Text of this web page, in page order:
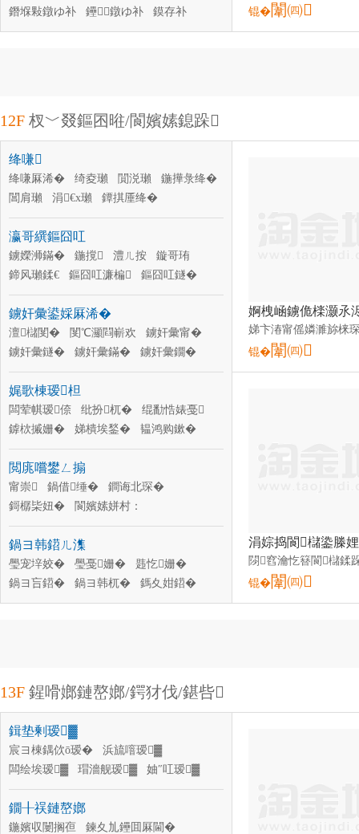
鐕堢敤鐓ゆ补
鑸┖鐓ゆ补
鏌存补
姹芥补
娓ｆ补
锟�闈㈣
12F 杈﹀叕鏂囨暀/閬嬪嫊鎴跺
绛嗛
绛嗛厤浠� 绮夌瓎 閴涚瓎
鍦撶彔绛�
閶肩瓎
涓€х瓎
鐔掑厜绛�
瑷樿櫉绛�
姣涚瓎 绨藉瓧绛�
瀛哥繏鏂囧叿
鐪嬫浉鏋� 鍦撹 澧ㄦ按
鏇哥珛
鍗风瓎鍒€
鏂囧叿濂楄
鏂囧叿鐩�
绛嗙瓛
淇娑�
淇甯�
姗＄毊鎿�
绛嗚
鐪奸彙鍙婇厤浠�
澶櫧閺� 閺℃灦閰嶄欢
鐪奸彙甯�
鐪奸彙鐩�
鐪奸彙鏋�
鐪奸彙鐗�
闅卞舰鐪奸彙
妗嗘灦鐪奸彙
娓歌棟瑷柦
闆荤帺瑷倷 纰扮杌�
绲勫悎婊戞
鎼栨摵姗�
娣樻埃鍫�
韫鸿购鏉�
娓歌棟杞夋
绉嬪崈
鏀€鐧绘灦
娓歌棟瑷柦
娓告▊瑷倷
閲庣嚐鐢ㄥ搧
甯崇 鍋借缍�
鐧诲北琛�
鎶樼枈妞�
閬嬪嫊姘村：
閲庣嚐鍒€鍏�
閲庣嚐鐫¤
鍚婂簥
閲庣嚐鐕�
鎸囧崡閲�
闃叉疆澧�
鍋ヨ韩鍣ㄦ潗
璺宠垶姣� 璺戞姗�
韪忔姗�
鍋ヨ吂鍣�
鍋ヨ韩杌�
鎷夊姏鍣�
鎷虫搳鐢ㄥ搧
鍟為埓 璺冲簥
璺崇供
锟�闈㈣
锟�闈㈣
13F 鍟嗗嫏鏈嶅嫏/鍔犲伐/鍖呰
鍓垫剰瑷▓
宸ヨ棟鍝佽ō瑷�
浜旈噾瑷▓
闆绘埃瑷▓
瑁濇舰瑷▓
妯″叿瑷▓
鐕堣ō瑷�
姗熸瑷▓
鏁哥⒓鐢㈠搧瑷▓
瀹跺眳鐢㈠搧瑷▓
闆诲瓙鐢㈠搧瑷▓
鐗╂祦鏈嶅嫏
鍦嬪収闄搁亱
鍊夊劜鑸囬厤閫�